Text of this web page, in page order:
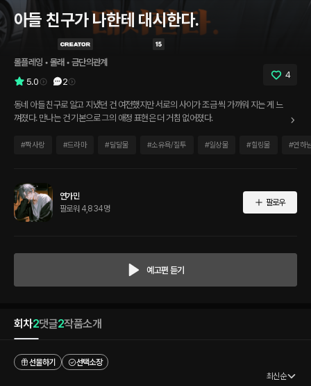
아들 친구가 나한테 대시한다.
롤플레잉 • 몰래 • 금단의관계
5.0
2
4
동네 아들 친구로 알고 지냈던 건 여전했지만 서로의 사이가 조금 씩 가까워 지는 게 느
껴졌다. 만나는 건 기본으로 그의 애정 표현은 더 거침 없어졌다.
#짝사랑 #드라마 #달달물 #소유욕/질투 #일상물 #힐링물 #연하
연가민
팔로워 4,834명
팔로우
예고편 듣기
회차2댓글2작품소개
선물하기
선택소장
최신순